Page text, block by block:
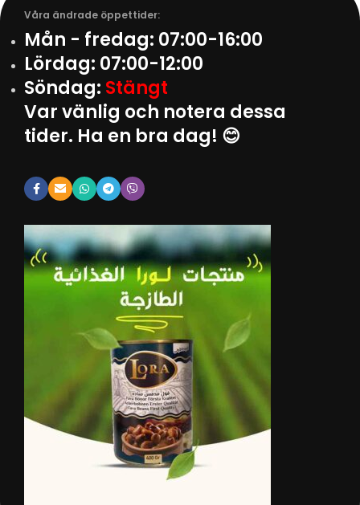
Våra ändrade öppettider:
Mån - fredag: 07:00-16:00
Lördag: 07:00-12:00
Söndag: Stängt
Var vänlig och notera dessa
tider. Ha en bra dag! 😊